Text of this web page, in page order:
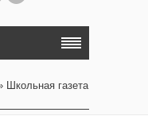
Школьная газета